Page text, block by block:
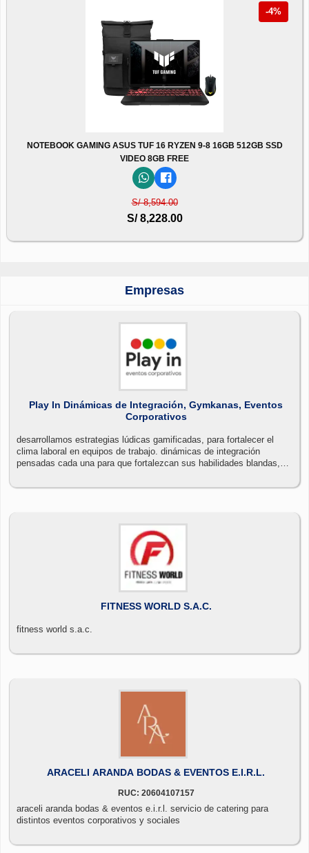
-4%
NOTEBOOK GAMING ASUS TUF 16 RYZEN 9-8 16GB 512GB SSD
VIDEO 8GB FREE
S/ 8,594.00
S/ 8,228.00
Empresas
Play In Dinámicas de Integración, Gymkanas, Eventos
Corporativos
desarrollamos estrategias lúdicas gamificadas, para fortalecer el
clima laboral en equipos de trabajo. dinámicas de integración
pensadas cada una para que fortalezcan sus habilidades blandas,
un momento de sano esparcimiento con dinámicas de integración.
FITNESS WORLD S.A.C.
fitness world s.a.c.
ARACELI ARANDA BODAS & EVENTOS E.I.R.L.
RUC: 20604107157
araceli aranda bodas & eventos e.i.r.l. servicio de catering para
distintos eventos corporativos y sociales